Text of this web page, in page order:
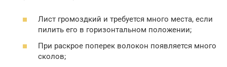
Лист громоздкий и требуется много места, если
пилить его в горизонтальном положении;
При раскрое поперек волокон появляется много
сколов;